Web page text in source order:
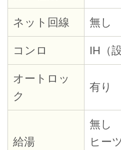
ネット回線 無し
コンロ IH（
オートロッ
ク
有り
給湯
無し
ヒー